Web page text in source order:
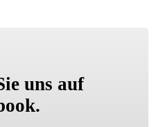
uns auf